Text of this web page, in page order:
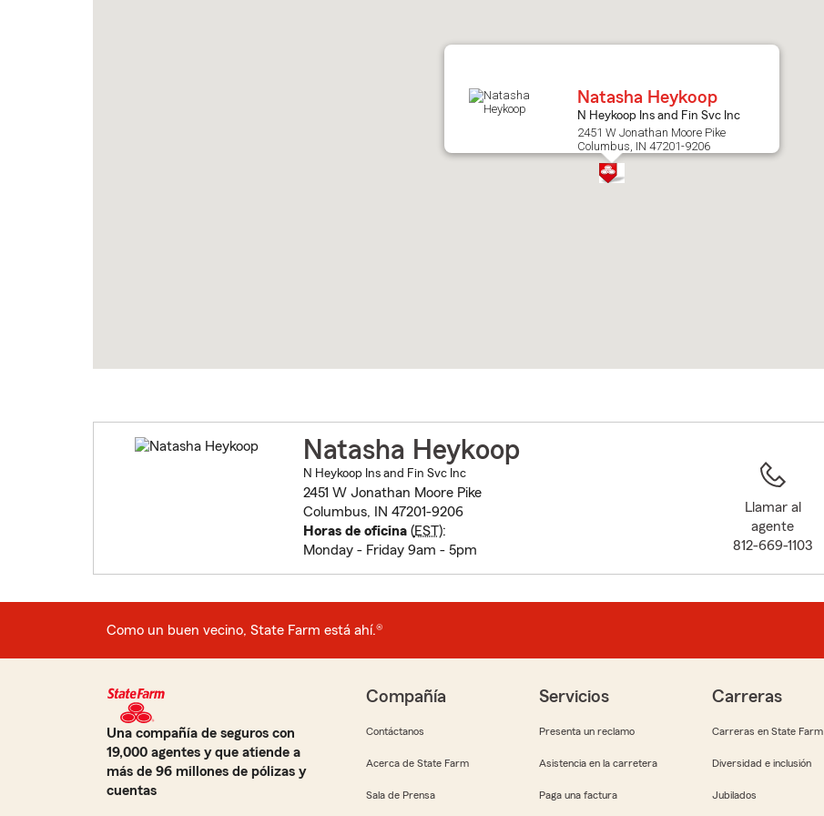
Natasha Heykoop
N Heykoop Ins and Fin Svc Inc
2451 W Jonathan Moore Pike
Columbus, IN 47201-9206
Natasha Heykoop
N Heykoop Ins and Fin Svc Inc
2451 W Jonathan Moore Pike
Columbus, IN 47201-9206
Horas de oficina(EST):
Monday - Friday 9am - 5pm
Llamar al
agente
812-669-1103
Como un buen vecino, State Farm está ahí.®
Una compañía de seguros con
19,000 agentes y que atiende a
más de 96 millones de pólizas y
cuentas
Compañía
Contáctanos
Acerca de State Farm
Sala de Prensa
Servicios
Presenta un reclamo
Asistencia en la carretera
Paga una factura
Carreras
Carreras en State Farm
Diversidad e inclusión
Jubilados